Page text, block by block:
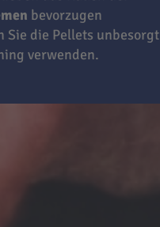
bevorzugen
Sie die Pellets unbesorgt
verwenden.